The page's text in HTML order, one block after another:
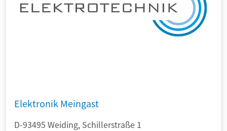
Elektronik Meingast
D-93495 Weiding, Schillerstraße 1